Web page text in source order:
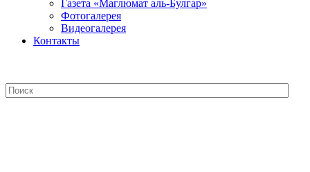
Газета «Маглюмат аль-Булгар»
Фотогалерея
Видеогалерея
Контакты